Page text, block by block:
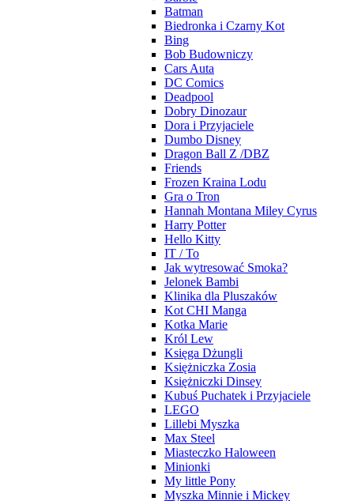
Batman
Biedronka i Czarny Kot
Bing
Bob Budowniczy
Cars Auta
DC Comics
Deadpool
Dobry Dinozaur
Dora i Przyjaciele
Dumbo Disney
Dragon Ball Z /DBZ
Friends
Frozen Kraina Lodu
Gra o Tron
Hannah Montana Miley Cyrus
Harry Potter
Hello Kitty
IT / To
Jak wytresować Smoka?
Jelonek Bambi
Klinika dla Pluszaków
Kot CHI Manga
Kotka Marie
Król Lew
Księga Dżungli
Księżniczka Zosia
Księżniczki Dinsey
Kubuś Puchatek i Przyjaciele
LEGO
Lillebi Myszka
Max Steel
Miasteczko Haloween
Minionki
My little Pony
Myszka Minnie i Mickey